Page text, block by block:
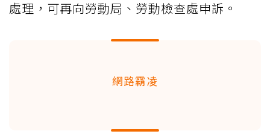
處理，可再向勞動局、勞動檢查處申訴。
網路霸凌